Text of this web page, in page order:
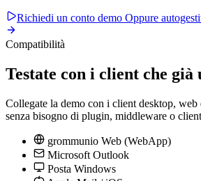
Richiedi un conto demo Oppure
Compatibilità
Testate con i client che già
Collegate la demo con i client desktop,
senza bisogno di plugin, middleware o
grommunio Web (WebApp)
Microsoft Outlook
Posta Windows